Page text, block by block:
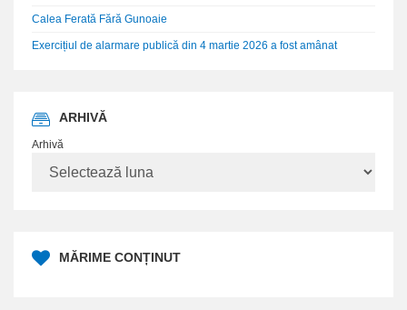
Calea Ferată Fără Gunoaie
Exercițiul de alarmare publică din 4 martie 2026 a fost amânat
ARHIVĂ
Arhivă
MĂRIME CONȚINUT